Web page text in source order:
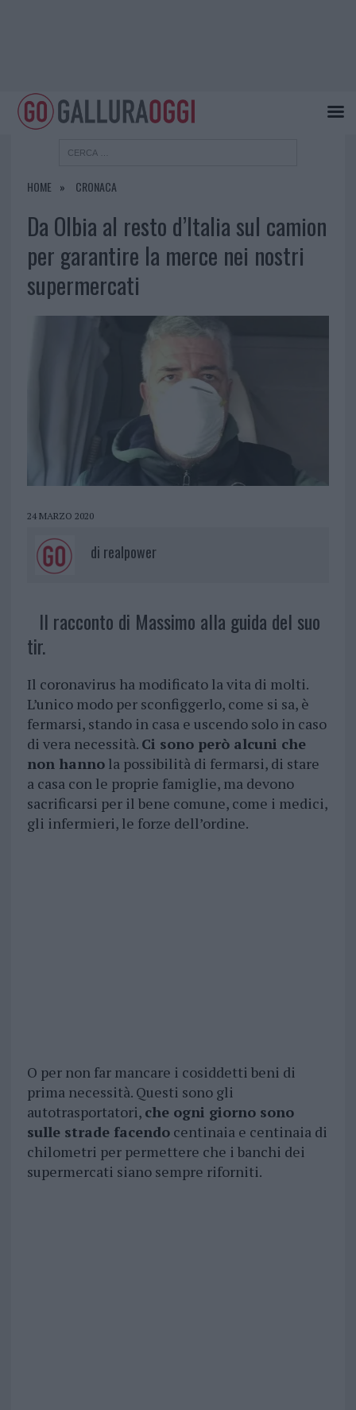
HOME CRONACA
Da Olbia al resto d’Italia sul camion
per garantire la merce nei nostri
supermercati
24 MARZO 2020
di realpower
Il racconto di Massimo alla guida del suo
tir.
Il coronavirus ha modificato la vita di molti.
L’unico modo per sconfiggerlo, come si sa, è
fermarsi, stando in casa e uscendo solo in caso
di vera necessità. Ci sono però alcuni che
non hannola possibilità di fermarsi, di stare
a casa con le proprie famiglie, ma devono
sacrificarsi per il bene comune, come i medici,
gli infermieri, le forze dell’ordine.
O per non far mancare i cosiddetti beni di
prima necessità. Questi sono gli
autotrasportatori, che ogni giorno sono
sulle strade facendocentinaia e centinaia di
chilometri per permettere che i banchi dei
supermercati siano sempre riforniti.